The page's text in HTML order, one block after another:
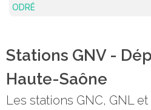
ODRÉ
Stations GNV -
Haute-Saône
Les stations GNC, GNL